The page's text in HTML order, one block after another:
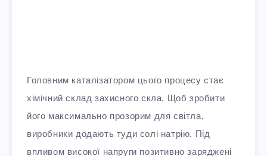
Головним каталізатором цього процесу стає
хімічний склад захисного скла. Щоб зробити
його максимально прозорим для світла,
виробники додають туди солі натрію. Під
впливом високої напруги позитивно заряджені